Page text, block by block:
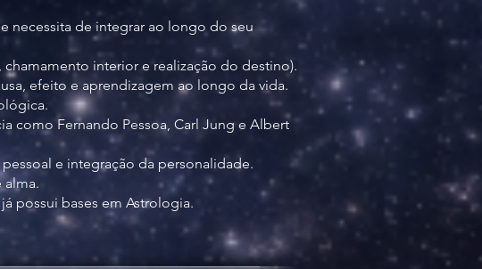
necessita de integrar ao longo do seu
interior e realização do destino).
efeito e aprendizagem ao longo da vida.
como Fernando Pessoa, Carl Jung e Albert
e integração da personalidade.
possui bases em Astrologia.​​​